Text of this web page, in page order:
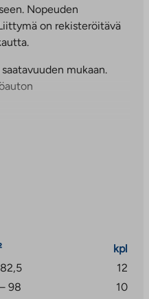
Nopeuden
on rekisteröitävä
mukaan.
sekä
sijaitsevat
ulkoilu- ja
ykkönen on vain kiven
päässä on
Kauppakeskus Sellon
kpl
12
98 10